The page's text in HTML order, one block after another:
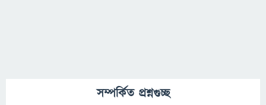
সম্পর্কিত প্রশ্নগুচ্ছ